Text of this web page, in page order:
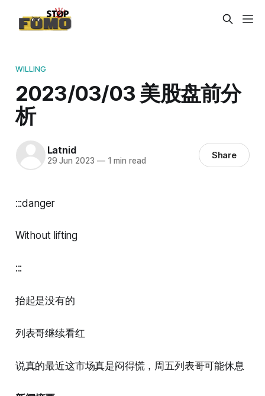
WILLING
2023/03/03 美股盘前分
析
Latnid
29 Jun 2023 —1 min read Share
:::danger
Without lifting
:::
抬起是没有的
列表哥继续看红
说真的最近这市场真是闷得慌，周五列表哥可能休息